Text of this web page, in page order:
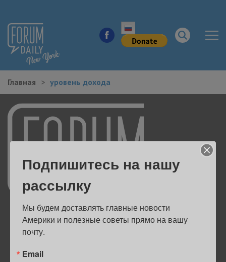
НОВОСТИ ГОРОДА
КУДА ПОЙТИ В ГОРОДЕ
ЗДОРОВЬЕ
РАБОТА И БИЗНЕС
ЖИЛЬЕ
ОБРАЗОВАНИЕ
Главная уровень дохода
Подпишитесь на нашу
рассылку
Мы будем доставлять главные новости
Америки и полезные советы прямо на вашу
почту.
Email